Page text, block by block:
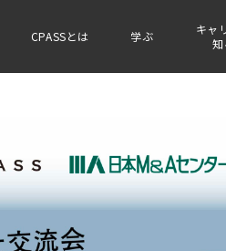
CPASSとは 学ぶ
キャ
知